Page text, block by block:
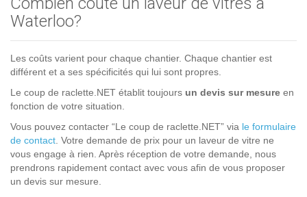
Waterloo?
Les coûts varient pour chaque chantier. Chaque chantier est
différent et a ses spécificités qui lui sont propres.
Le coup de raclette.NET établit toujours un devis sur mesure en
fonction de votre situation.
Vous pouvez contacter “Le coup de raclette.NET” via le formulaire
de contact. Votre demande de prix pour un laveur de vitre ne
vous engage à rien. Après réception de votre demande, nous
prendrons rapidement contact avec vous afin de vous proposer
un devis sur mesure.